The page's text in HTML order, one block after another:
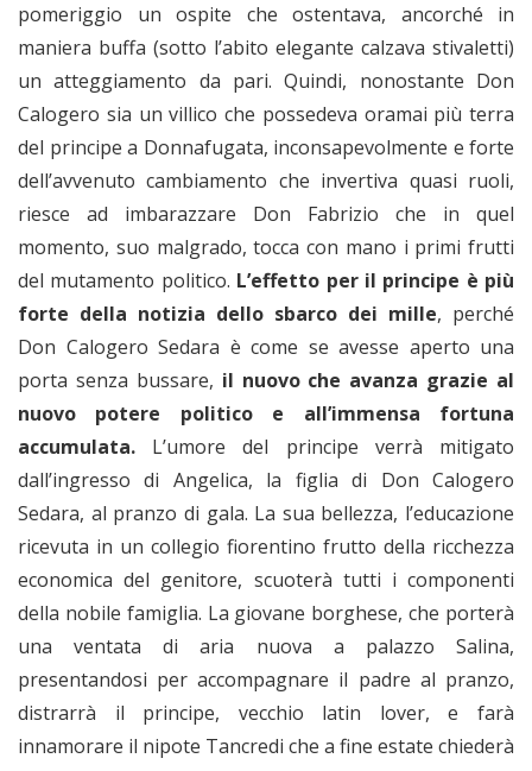
pomeriggio un ospite che ostentava, ancorché in
maniera buffa (sotto l’abito elegante calzava stivaletti)
un atteggiamento da pari. Quindi, nonostante Don
Calogero sia un villico che possedeva oramai più terra
del principe a Donnafugata, inconsapevolmente e forte
dell’avvenuto cambiamento che invertiva quasi ruoli,
riesce ad imbarazzare Don Fabrizio che in quel
momento, suo malgrado, tocca con mano i primi frutti
del mutamento politico. L’effetto per il principe è più
forte della notizia dello sbarco dei mille, perché
Don Calogero Sedara è come se avesse aperto una
porta senza bussare, il nuovo che avanza grazie al
nuovo potere politico e all’immensa fortuna
accumulata. L’umore del principe verrà mitigato
dall’ingresso di Angelica, la figlia di Don Calogero
Sedara, al pranzo di gala. La sua bellezza, l’educazione
ricevuta in un collegio fiorentino frutto della ricchezza
economica del genitore, scuoterà tutti i componenti
della nobile famiglia. La giovane borghese, che porterà
una ventata di aria nuova a palazzo Salina,
presentandosi per accompagnare il padre al pranzo,
distrarrà il principe, vecchio latin lover, e farà
innamorare il nipote Tancredi che a fine estate chiederà